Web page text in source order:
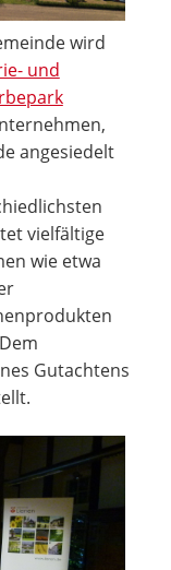
wird
und
angesiedelt
vielfältige
wie etwa
Gutachtens